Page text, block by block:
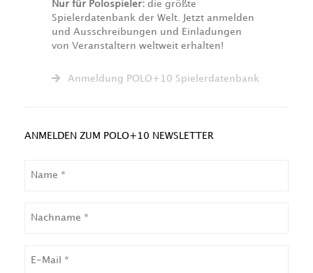
Nur für Polospieler: die größte
Spielerdatenbank der Welt. Jetzt anmelden
und Ausschreibungen und Einladungen
von Veranstaltern weltweit erhalten!
Anmeldung POLO+10 Spielerdatenbank
ANMELDEN ZUM POLO+10 NEWSLETTER